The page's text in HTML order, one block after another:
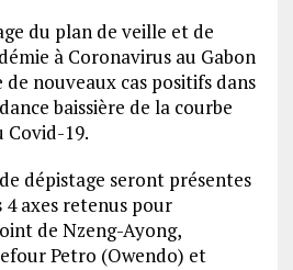
du plan de veille et de
à Coronavirus au Gabon
nouveaux cas positifs dans
baissière de la courbe
Covid-19.
dépistage seront présentes
4 axes retenus pour
de Nzeng-Ayong,
Petro (Owendo) et